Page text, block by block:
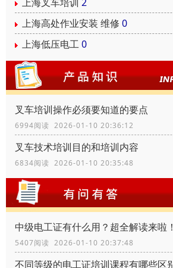
上海高处作业安装 维修 0
上海低压电工0
叉车培训操作必须要知道的要点
6994阅读 2026-01-10 20:36:12
叉车技术培训目的和培训内容
6834阅读 2026-01-10 20:35:48
中级电工证有什么用？超全解读来啦！
5407阅读 2026-01-10 20:37:48
不同等级的电工证培训课程有哪些区